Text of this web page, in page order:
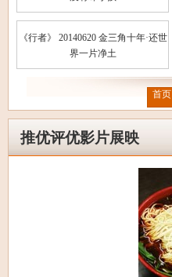
《行者》 20140620 金三角十年·还世
界一片净土
首页
推优评优影片展映